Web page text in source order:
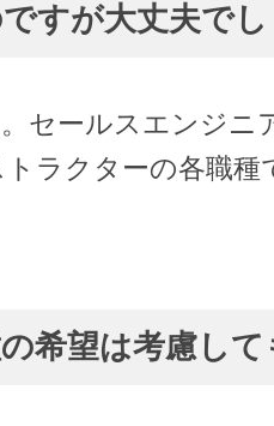
すが大丈夫で
セールスエンジニ
ラクターの各職種
希望は考慮し